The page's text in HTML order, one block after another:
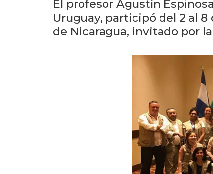
El profesor Agustín
Uruguay, participó del 2 al
de Nicaragua, invitado por